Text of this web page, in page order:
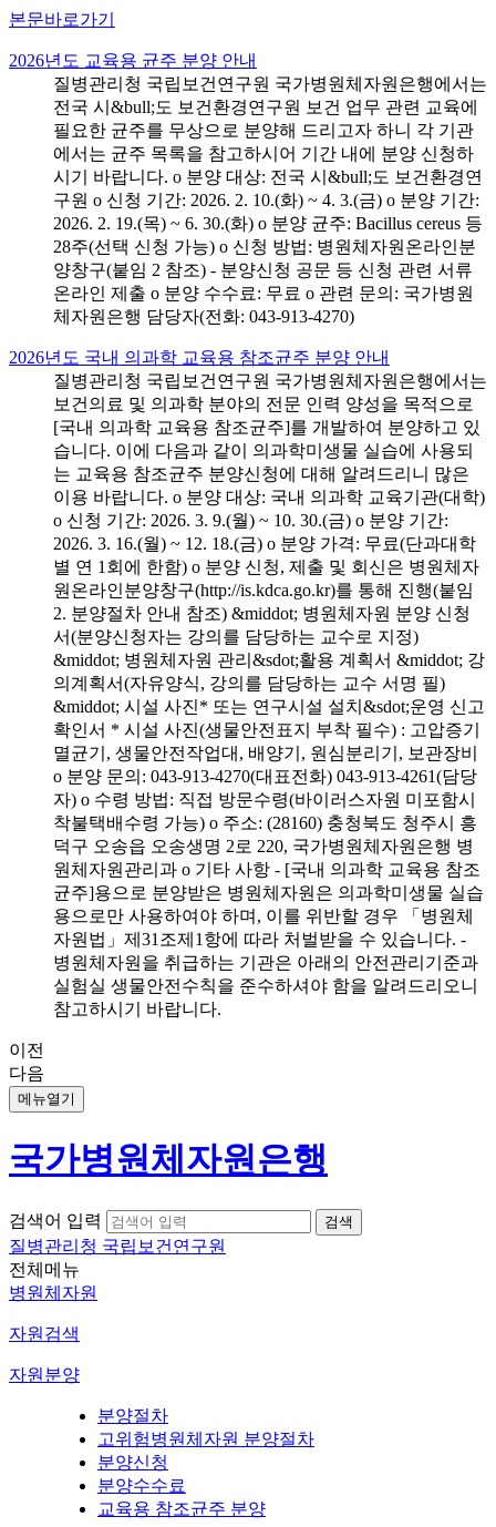
본문바로가기
2026년도 교육용 균주 분양 안내
질병관리청 국립보건연구원 국가병원체자원은행에서는
전국 시&bull;도 보건환경연구원 보건 업무 관련 교육에
필요한 균주를 무상으로 분양해 드리고자 하니 각 기관
에서는 균주 목록을 참고하시어 기간 내에 분양 신청하
시기 바랍니다. o 분양 대상: 전국 시&bull;도 보건환경연
구원 o 신청 기간: 2026. 2. 10.(화) ~ 4. 3.(금) o 분양 기간:
2026. 2. 19.(목) ~ 6. 30.(화) o 분양 균주: Bacillus cereus 등
28주(선택 신청 가능) o 신청 방법: 병원체자원온라인분
양창구(붙임 2 참조) - 분양신청 공문 등 신청 관련 서류
온라인 제출 o 분양 수수료: 무료 o 관련 문의: 국가병원
체자원은행 담당자(전화: 043-913-4270)
2026년도 국내 의과학 교육용 참조균주 분양 안내
질병관리청 국립보건연구원 국가병원체자원은행에서는
보건의료 및 의과학 분야의 전문 인력 양성을 목적으로
[국내 의과학 교육용 참조균주]를 개발하여 분양하고 있
습니다. 이에 다음과 같이 의과학미생물 실습에 사용되
는 교육용 참조균주 분양신청에 대해 알려드리니 많은
이용 바랍니다. o 분양 대상: 국내 의과학 교육기관(대학)
o 신청 기간: 2026. 3. 9.(월) ~ 10. 30.(금) o 분양 기간:
2026. 3. 16.(월) ~ 12. 18.(금) o 분양 가격: 무료(단과대학
별 연 1회에 한함) o 분양 신청, 제출 및 회신은 병원체자
원온라인분양창구(http://is.kdca.go.kr)를 통해 진행(붙임
2. 분양절차 안내 참조) &middot; 병원체자원 분양 신청
서(분양신청자는 강의를 담당하는 교수로 지정)
&middot; 병원체자원 관리&sdot;활용 계획서 &middot; 강
의계획서(자유양식, 강의를 담당하는 교수 서명 필)
&middot; 시설 사진* 또는 연구시설 설치&sdot;운영 신고
확인서 * 시설 사진(생물안전표지 부착 필수) : 고압증기
멸균기, 생물안전작업대, 배양기, 원심분리기, 보관장비
o 분양 문의: 043-913-4270(대표전화) 043-913-4261(담당
자) o 수령 방법: 직접 방문수령(바이러스자원 미포함시
착불택배수령 가능) o 주소: (28160) 충청북도 청주시 흥
덕구 오송읍 오송생명 2로 220, 국가병원체자원은행 병
원체자원관리과 o 기타 사항 - [국내 의과학 교육용 참조
균주]용으로 분양받은 병원체자원은 의과학미생물 실습
용으로만 사용하여야 하며, 이를 위반할 경우 「병원체
자원법」제31조제1항에 따라 처벌받을 수 있습니다. -
병원체자원을 취급하는 기관은 아래의 안전관리기준과
실험실 생물안전수칙을 준수하셔야 함을 알려드리오니
참고하시기 바랍니다.
이전
다음
메뉴열기
국가병원체자원은행
검색어 입력
질병관리청 국립보건연구원
전체메뉴
병원체자원
자원검색
자원분양
분양절차
고위험병원체자원 분양절차
분양신청
분양수수료
교육용 참조균주 분양